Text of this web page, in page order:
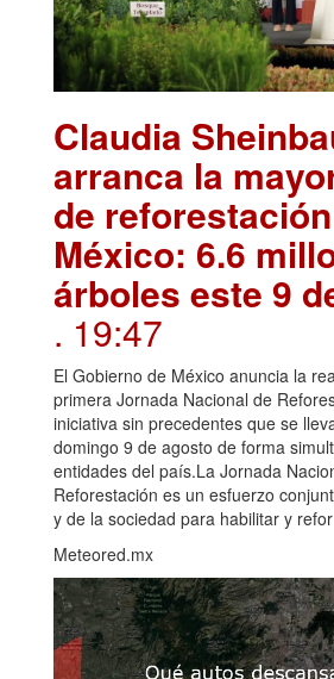
Claudia
arranca la
de
México: 6.6
árboles este 9
. 19:47
El Gobierno de México anuncia la
primera Jornada Nacional de
iniciativa sin precedentes que se
domingo 9 de agosto de forma
entidades del país.La Jornada
Reforestación es un esfuerzo
y de la sociedad para habilitar y refor
Meteored.mx